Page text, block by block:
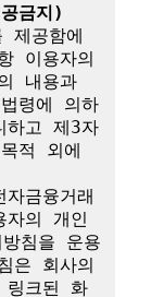
금지)
제공함에
이용자의
내용과
령에 의하
하고 제3자
적 외에
금융거래
의 개인
침을 운용
은 회사의
링크된 화